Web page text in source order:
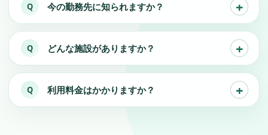
今の勤務先に知られますか？
どんな施設がありますか？
利用料金はかかりますか？